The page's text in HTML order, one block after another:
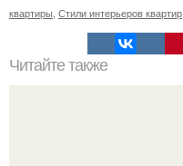
квартиры Стили интерьеров квартир
Читайте также